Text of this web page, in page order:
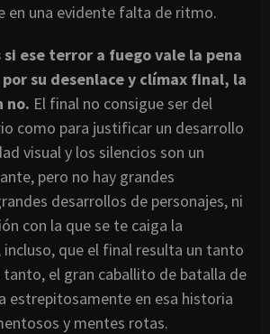
en una evidente falta de ritmo.
ese terror a fuego vale la pena
su desenlace y clímax final, la
no. El final no consigue ser del
como para justificar un desarrollo
visual y los silencios son un
pero no hay grandes
desarrollos de personajes, ni
con la que se te caiga la
incluso, que el final resulta un tanto
tanto, el gran caballito de batalla de
estrepitosamente en esa historia
y mentes rotas.